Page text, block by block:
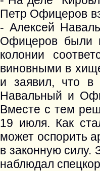
Петр Офицеров
- Алексей
Офицеров были
колонии
виновными в
и заявил, что в
Навальный и
Вместе с тем
19 июля. Как
может оспорить
в законную силу.
наблюдал